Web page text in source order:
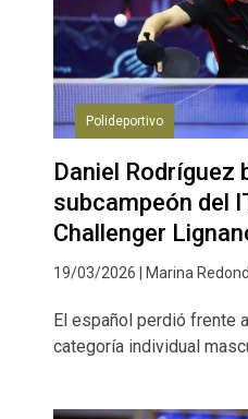
Polideportivo
Daniel Rodríguez
subcampeón del
Challenger
19/03/2026 | Marina
El español perdió frente
categoría individual